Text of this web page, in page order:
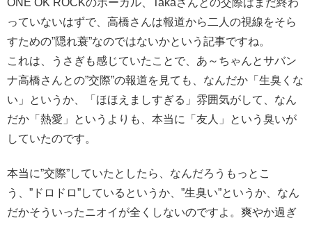
っていないはずで、高橋さんは報道から二人の視線をそら
すための”隠れ蓑”なのではないかという記事ですね。
これは、うさぎも感じていたことで、あ～ちゃんとサバン
ナ高橋さんとの”交際”の報道を見ても、なんだか「生臭くな
い」というか、「ほほえましすぎる」雰囲気がして、なん
だか「熱愛」というよりも、本当に「友人」という臭いが
していたのです。
本当に”交際”していたとしたら、なんだろうもっとこ
う、”ドロドロ”しているというか、”生臭い”というか、なん
だかそういったニオイが全くしないのですよ。爽やか過ぎ